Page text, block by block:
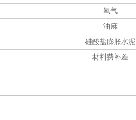
氧气
油麻
硅酸盐膨胀水泥
材料费补差